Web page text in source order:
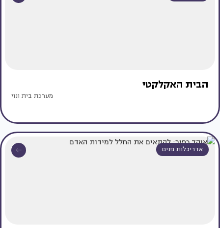
הבית האקלקטי
מערכת בית ונוי
אדריכלות פנים